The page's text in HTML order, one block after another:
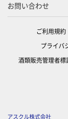
お問い合わせ
ご利用規約
プライバ
酒類販売管理者標
アスクル株式会社